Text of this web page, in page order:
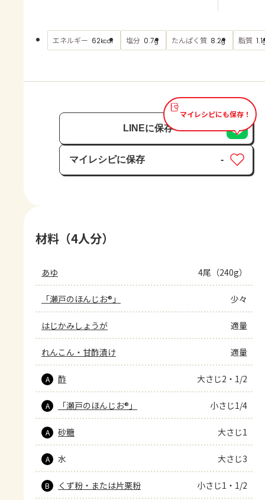
AJINOMOTO PARK とは
エネルギー 62kcal 塩分 0.7g たんぱく質 8.2g 脂質 1.1
マイレシピにも保存！
LINEに保存
マイレシピに保存
保存済み
-
材料（4人分）
あゆ 4尾（240g）
「瀬戸のほんじお®」 少々
はじかみしょうが 適量
れんこん・甘酢漬け 適量
A 酢 大さじ2・1/2
A 「瀬戸のほんじお®」 小さじ1/4
A 砂糖 大さじ1
A 水 大さじ3
B くず粉・または片栗粉 小さじ1・1/2